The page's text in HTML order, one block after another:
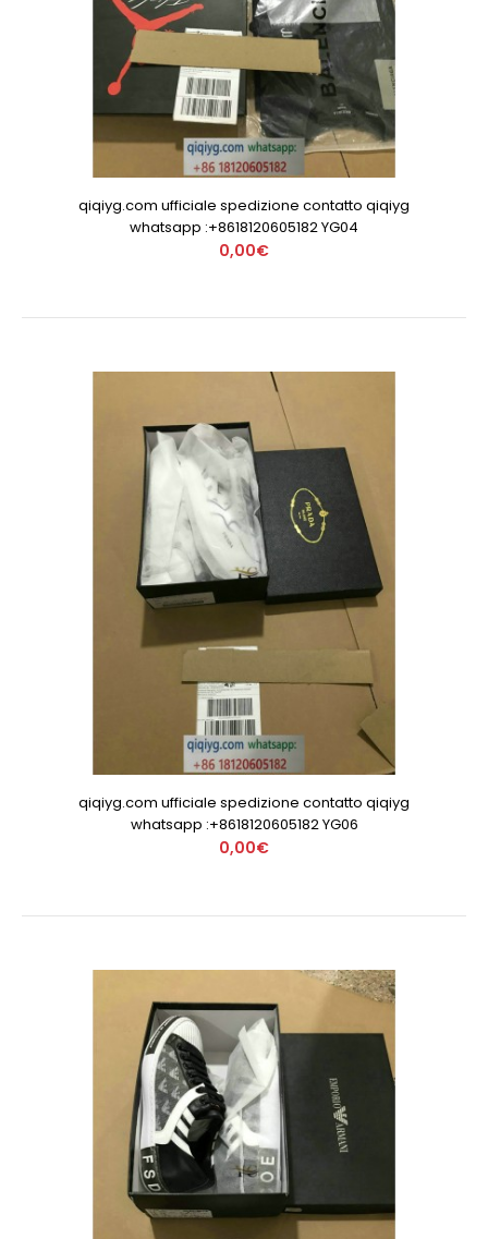
qiqiyg.com ufficiale spedizione contatto qiqiyg
whatsapp :+8618120605182 YG04
0,00€
qiqiyg.com ufficiale spedizione contatto qiqiyg
whatsapp :+8618120605182 YG06
0,00€